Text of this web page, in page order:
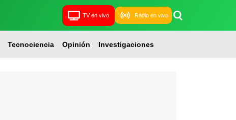
TV en vivo Radio en vivo
Tecnociencia Opinión Investigaciones